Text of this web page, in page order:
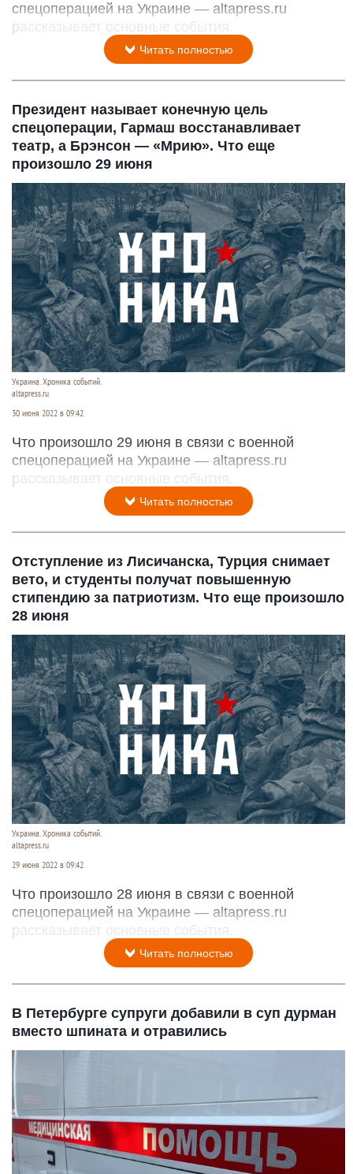
спецоперацией на Украине — altapress.ru
рассказывает основные события.
Читать полностью
Президент называет конечную цель
спецоперации, Гармаш восстанавливает
театр, а Брэнсон — «Мрию». Что еще
произошло 29 июня
Украина. Хроника событий.
altapress.ru
30 июня 2022 в 09:42
Что произошло 29 июня в связи с военной
спецоперацией на Украине — altapress.ru
рассказывает основные события.
Читать полностью
Отступление из Лисичанска, Турция снимает
вето, и студенты получат повышенную
стипендию за патриотизм. Что еще произошло
28 июня
Украина. Хроника событий.
altapress.ru
29 июня 2022 в 09:42
Что произошло 28 июня в связи с военной
спецоперацией на Украине — altapress.ru
рассказывает основные события.
Читать полностью
В Петербурге супруги добавили в суп дурман
вместо шпината и отравились